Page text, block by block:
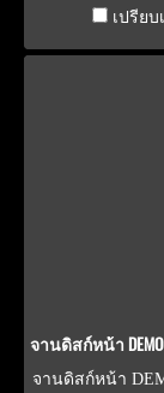
เปรียบ
จานดิสก์หน้า
จานดิสก์หน้า